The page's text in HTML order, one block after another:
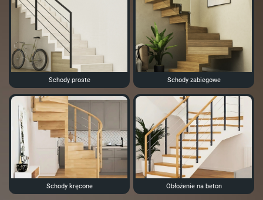
Schody proste Schody zabiegowe
Schody kręcone Obłożenie na beton